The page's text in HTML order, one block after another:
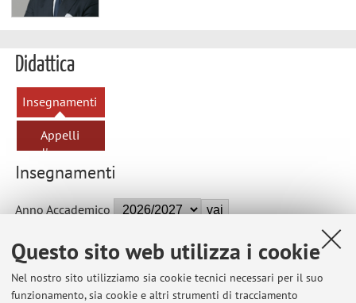
Questo sito web utilizza i cookie
Nel nostro sito utilizziamo sia cookie tecnici necessari per il suo
funzionamento, sia cookie e altri strumenti di tracciamento
Didattica
Insegnamenti
Appelli
d'esame
Insegnamenti
Anno Accademico
87396 - AUDITING - 8 cfu
Campus:Bologna